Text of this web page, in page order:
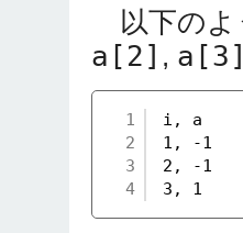
以下のよ
a[2] ,
1
2
3
4
i, a
1, -1
2, -1
3, 1